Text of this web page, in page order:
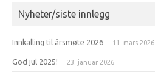
Nyheter/siste innlegg
Innkalling til årsmøte 2026 11. mars 2026
God jul 2025! 23. januar 2026